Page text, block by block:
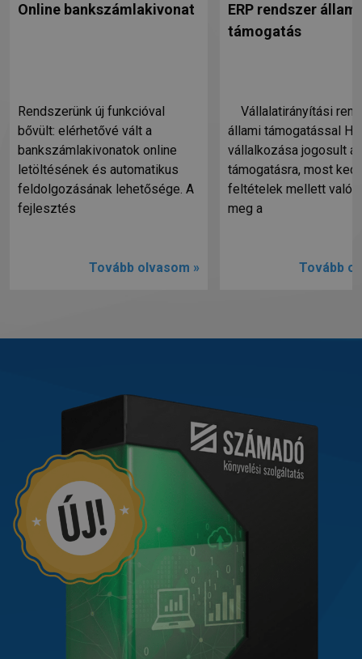
Online bankszámlakivonat
Rendszerünk új funkcióval
bővült: elérhetővé vált a
bankszámlakivonatok online
letöltésének és automatikus
feldolgozásának lehetősége. A
fejlesztés
Tovább olvasom »
ERP rendszer állami
támogatás
Vállalatirányítási
állami támogatással Ha
vállalkozása jogosult
támogatásra, most
feltételek mellett
meg a
Tovább